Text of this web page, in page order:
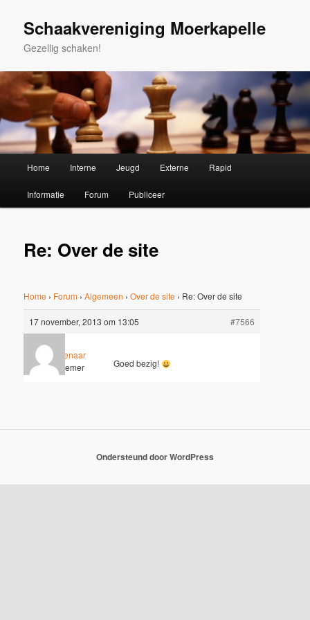
primaire
Schaakvereniging Moerkapelle
Gezellig schaken!
Home Interne Jeugd Externe Rapid
Informatie Forum Publiceer
Re: Over de site
Home › Forum › Algemeen › Over de site › Re: Over de site
17 november, 2013 om 13:05 #7566
Dirk Molenaar
Deelnemer
Goed bezig!
Ondersteund door WordPress